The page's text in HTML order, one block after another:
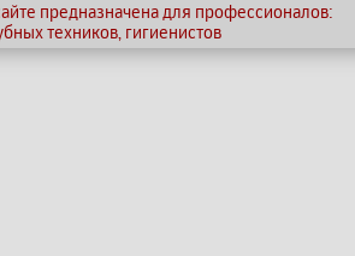
предназначена для профессионалов:
техников, гигиенистов